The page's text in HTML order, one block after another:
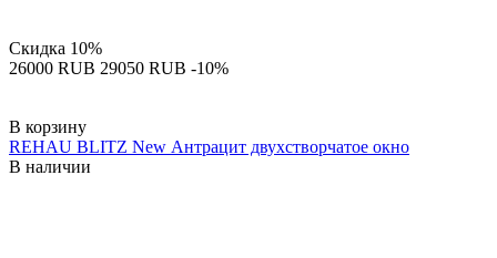
Скидка 10%
‍26000‍ RUB ‍29050‍ RUB -10%
В корзину
REHAU BLITZ New Антрацит двухстворчатое окно
В наличии